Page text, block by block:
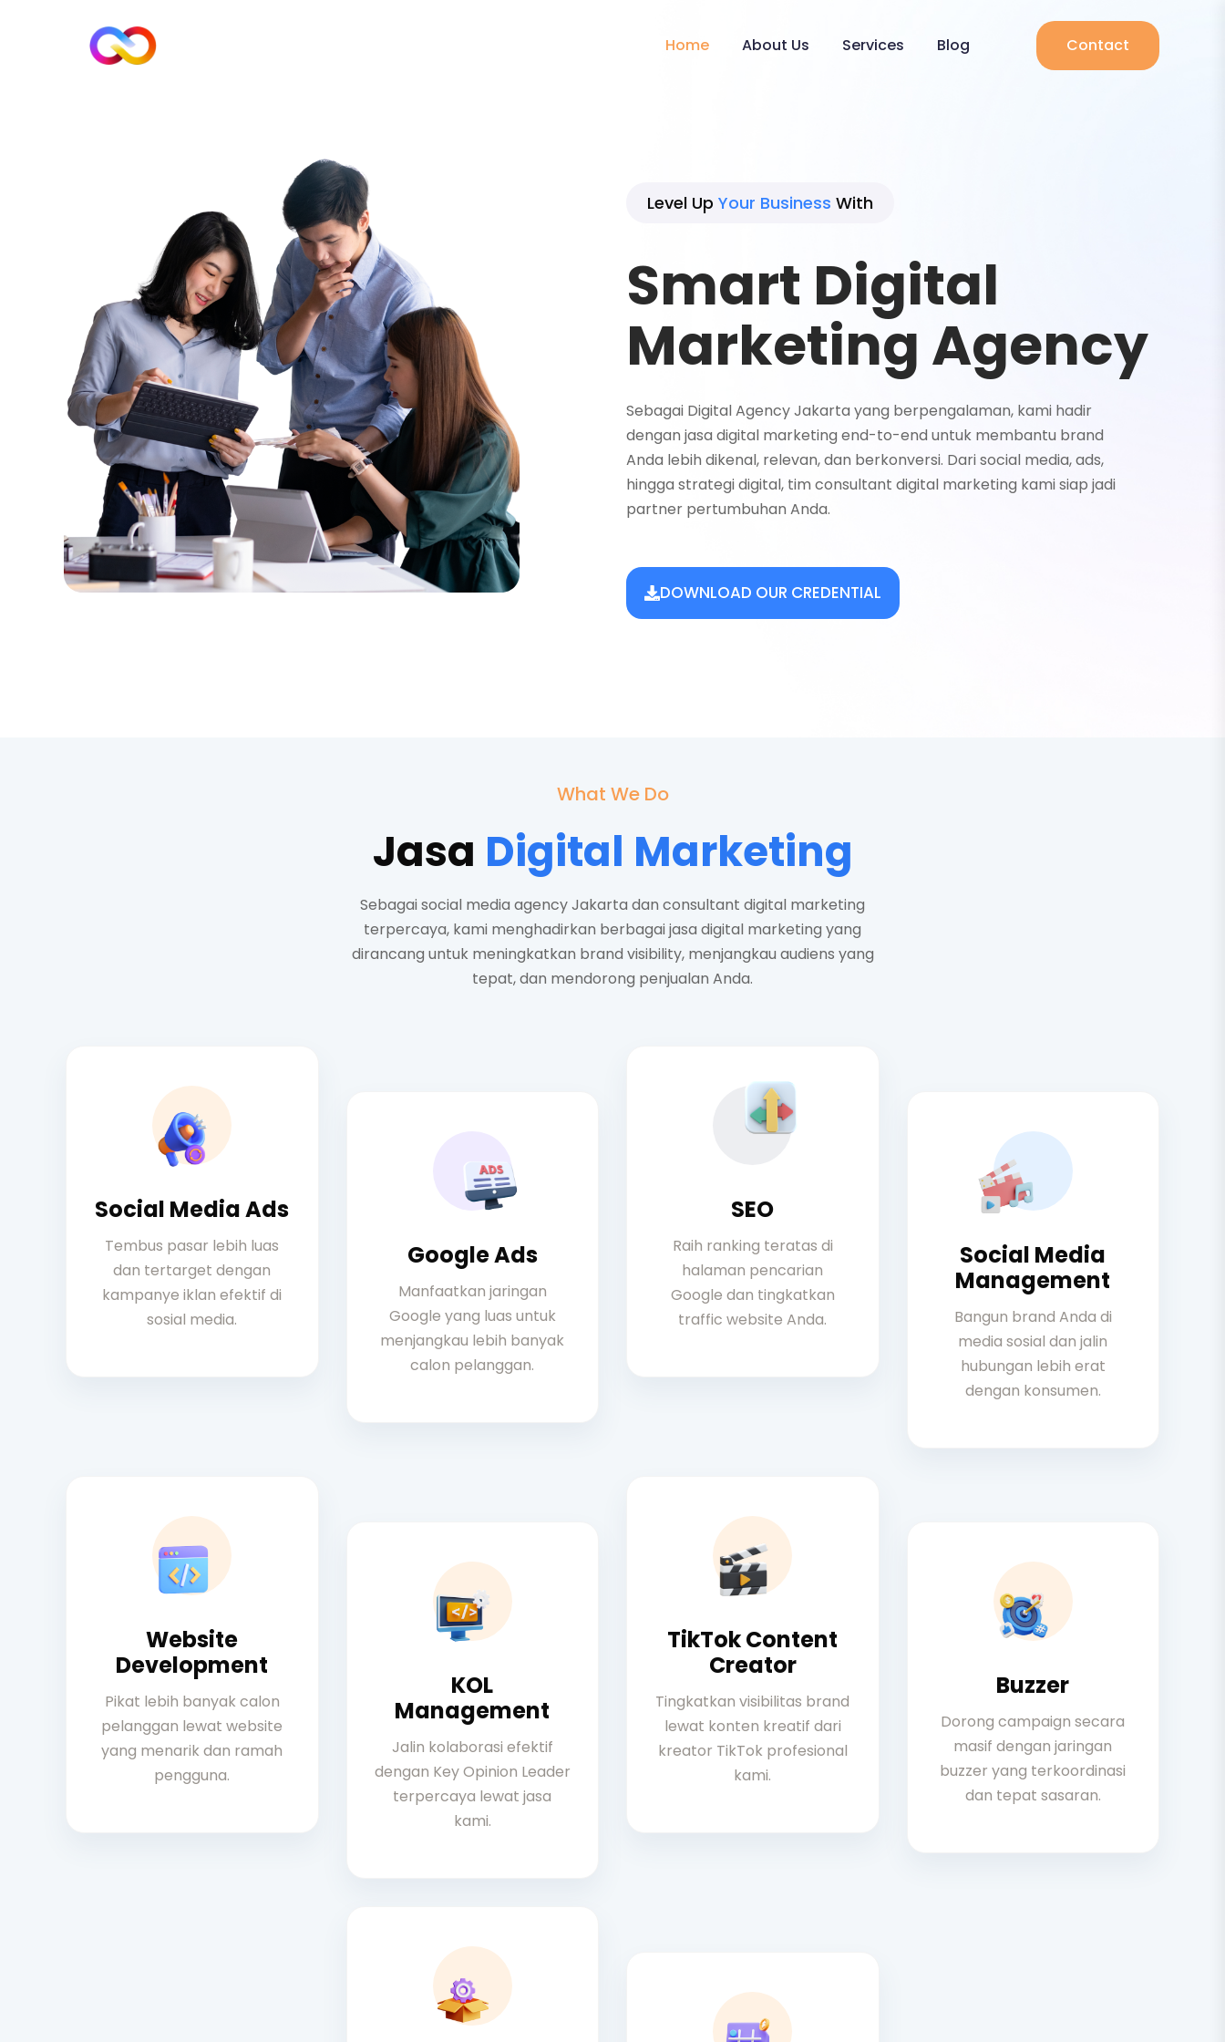
Home About Us Services Blog Contact
Level Up Your Business With
Smart Digital
Marketing Agency
Sebagai Digital Agency Jakarta yang berpengalaman, kami hadir
dengan jasa digital marketing end-to-end untuk membantu brand
Anda lebih dikenal, relevan, dan berkonversi. Dari social media, ads,
hingga strategi digital, tim consultant digital marketing kami siap jadi
partner pertumbuhan Anda.
DOWNLOAD OUR CREDENTIAL
What We Do
Jasa Digital Marketing
Sebagai social media agency Jakarta dan consultant digital marketing
terpercaya, kami menghadirkan berbagai jasa digital marketing yang
dirancang untuk meningkatkan brand visibility, menjangkau audiens yang
tepat, dan mendorong penjualan Anda.
Social Media Ads
Tembus pasar lebih luas
dan tertarget dengan
kampanye iklan efektif di
sosial media.
Google Ads
Manfaatkan jaringan
Google yang luas untuk
menjangkau lebih banyak
calon pelanggan.
SEO
Raih ranking teratas di
halaman pencarian
Google dan tingkatkan
traffic website Anda.
Social Media
Management
Bangun brand Anda di
media sosial dan jalin
hubungan lebih erat
dengan konsumen.
Website
Development
Pikat lebih banyak calon
pelanggan lewat website
yang menarik dan ramah
pengguna.
KOL
Management
Jalin kolaborasi efektif
dengan Key Opinion Leader
terpercaya lewat jasa
kami.
TikTok Content
Creator
Tingkatkan visibilitas brand
lewat konten kreatif dari
kreator TikTok profesional
kami.
Buzzer
Dorong campaign secara
masif dengan jaringan
buzzer yang terkoordinasi
dan tepat sasaran.